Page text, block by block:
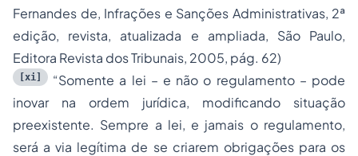
Fernandes de, Infrações e Sanções Administrativas, 2ª
edição, revista, atualizada e ampliada, São Paulo,
Editora Revista dos Tribunais, 2005, pág. 62)
[xi]
“Somente a lei – e não o regulamento – pode
inovar na ordem jurídica, modificando situação
preexistente. Sempre a lei, e jamais o regulamento,
será a via legítima de se criarem obrigações para os